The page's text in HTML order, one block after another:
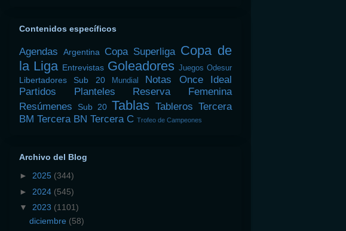
Contenidos específicos
Agendas Argentina Copa Superliga Copa de
la Liga Entrevistas Goleadores Juegos Odesur
Libertadores Sub 20 Mundial Notas
Once Ideal
Partidos
Planteles
Reserva Femenina
Resúmenes
Sub 20 Tablas Tableros Tercera
BM Tercera BN Tercera C Trofeo de Campeones
Archivo del Blog
► 2025 (344)
► 2024 (545)
▼ 2023 (1101)
diciembre (58)